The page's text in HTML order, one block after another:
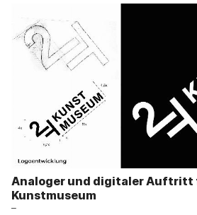
Analoger und digitaler Auftritt
Kunstmuseum
–